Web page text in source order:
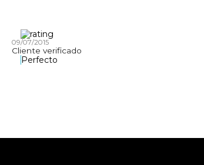
09/07/2015
Cliente verificado
Perfecto